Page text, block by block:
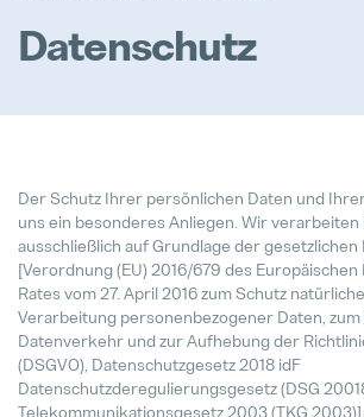
Home
Innovation
Compliance
Datenschutz
Der Schutz Ihrer persönlichen Daten und
uns ein besonderes Anliegen. Wir
ausschließlich auf Grundlage der
[Verordnung (EU) 2016/679 des
Rates vom 27. April 2016 zum Schutz
Verarbeitung personenbezogener Daten,
Datenverkehr und zur Aufhebung der
(DSGVO), Datenschutzgesetz 2018 idF
Datenschutzderegulierungsgesetz (DSG
Telekommunikationsgesetz 2003 (TKG 2003)].